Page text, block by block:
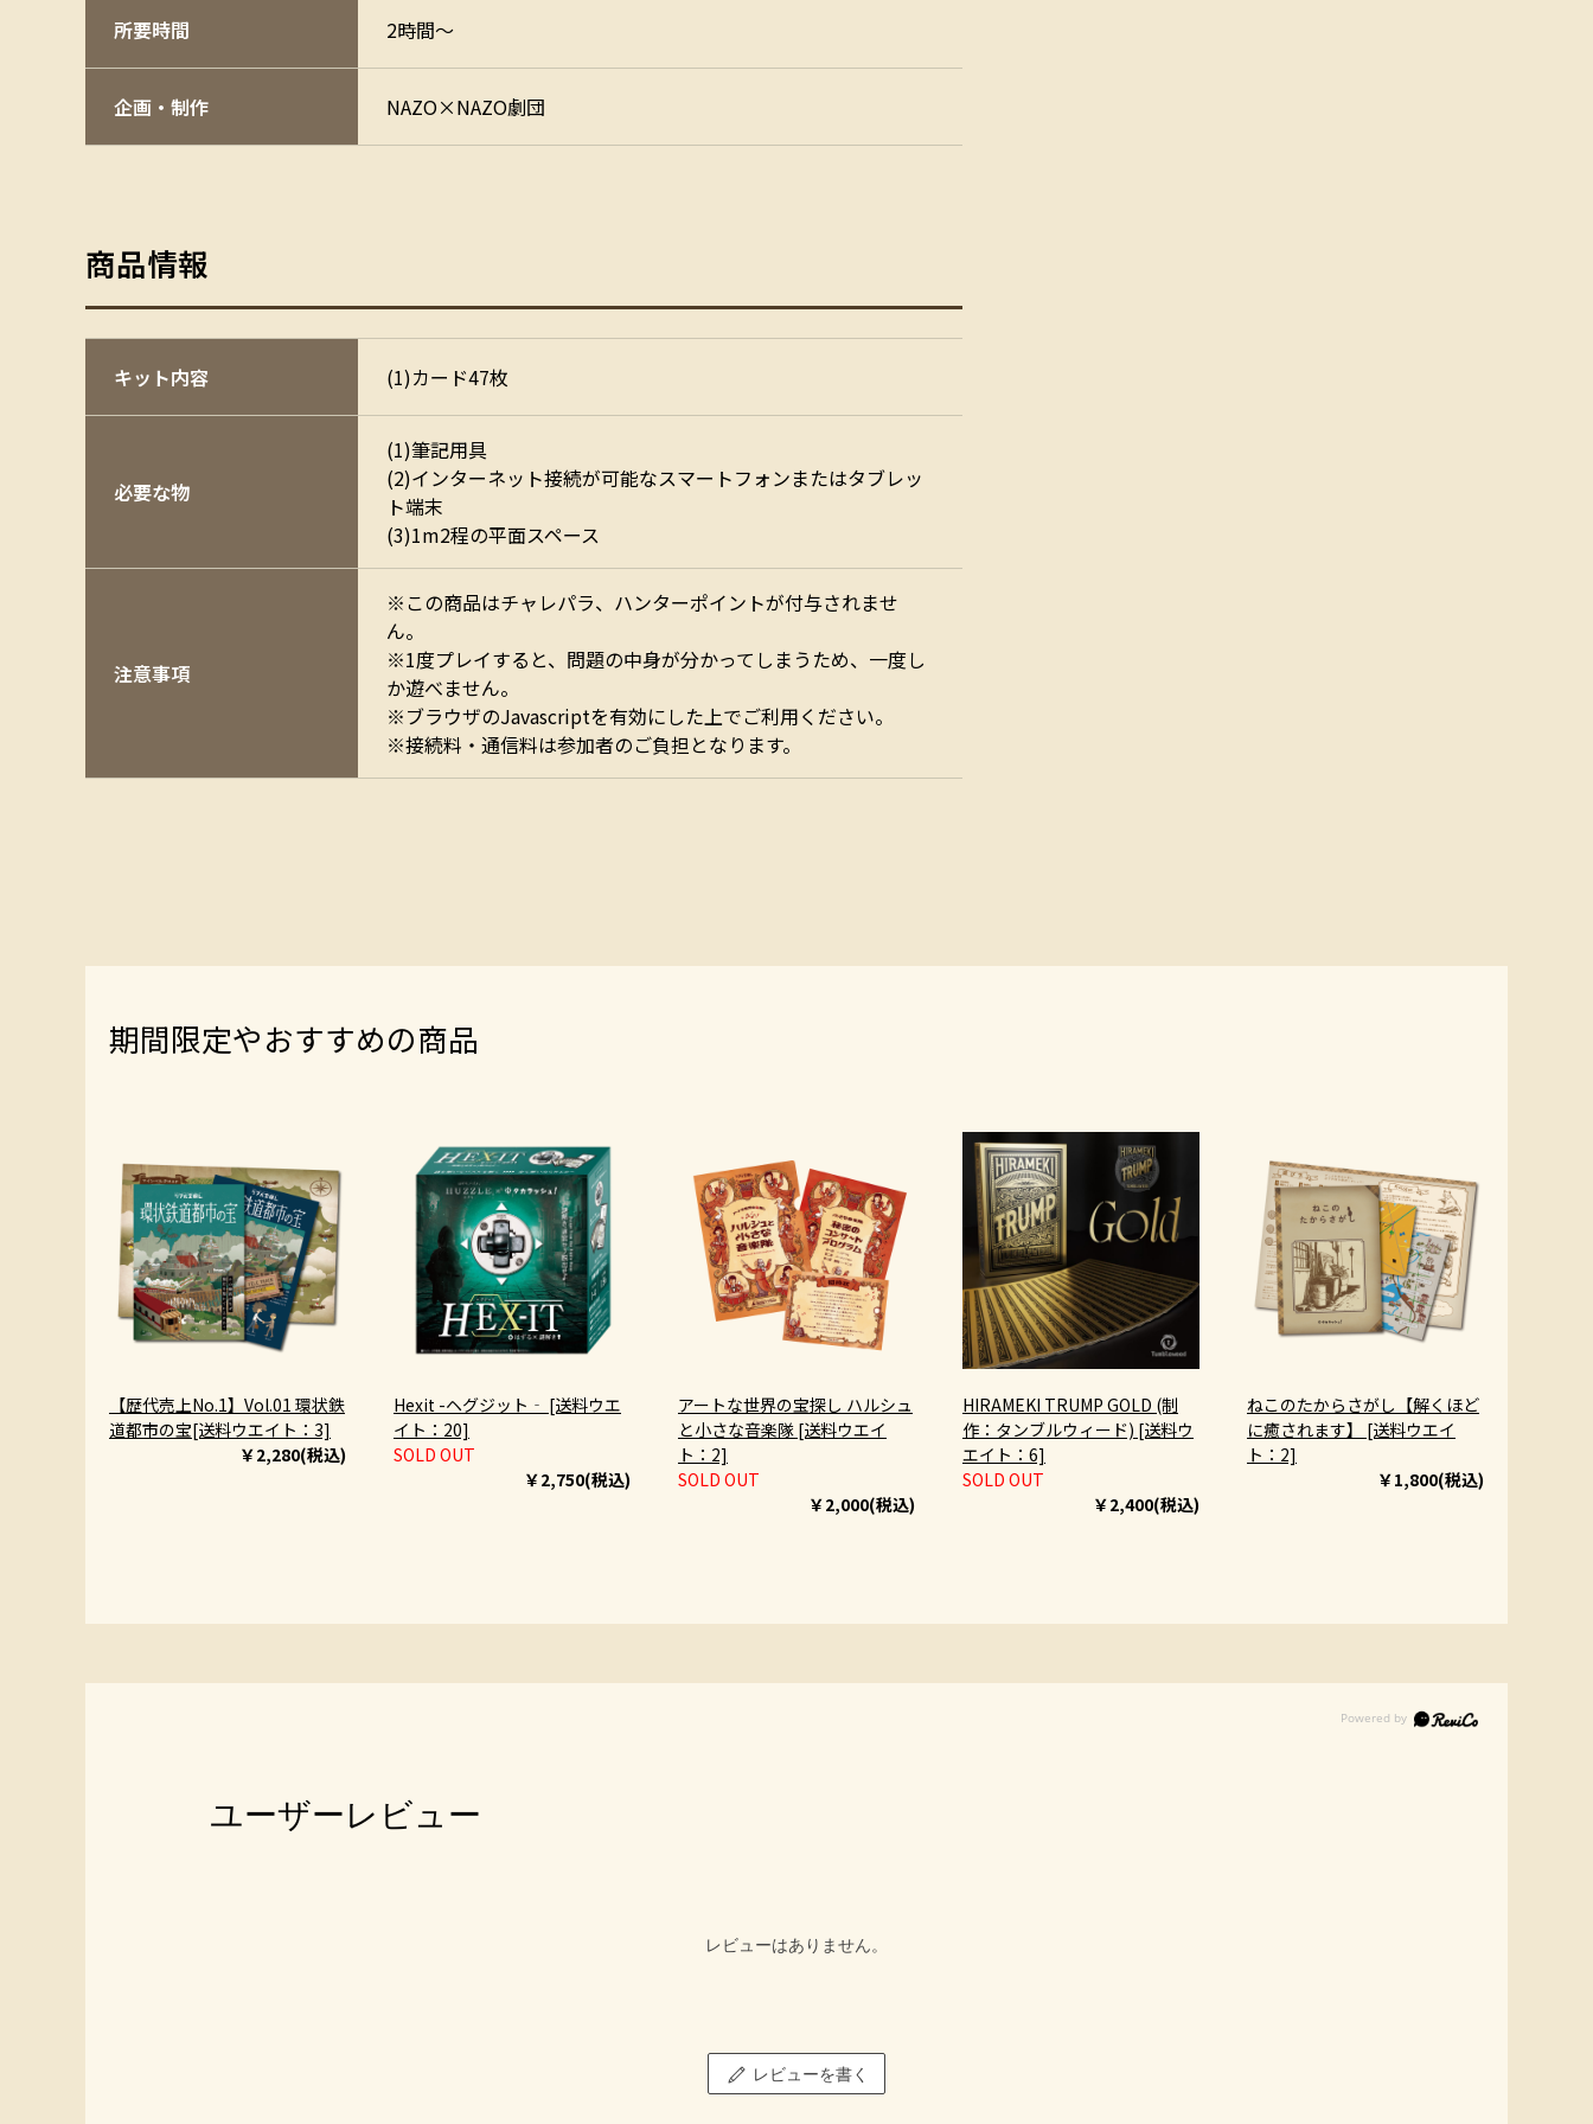
所要時間 2時間～
企画・制作 NAZO×NAZO劇団
商品情報
キット内容 (1)カード47枚
必要な物
(1)筆記用具
(2)インターネット接続が可能なスマートフォンまたはタブレッ
ト端末
(3)1m2程の平面スペース
注意事項
※この商品はチャレパラ、ハンターポイントが付与されませ
ん。
※1度プレイすると、問題の中身が分かってしまうため、一度し
か遊べません。
※ブラウザのJavascriptを有効にした上でご利用ください。
※接続料・通信料は参加者のご負担となります。
期間限定やおすすめの商品
【歴代売上No.1】Vol.01 環状鉄
道都市の宝[送料ウエイト：3]
￥2,280(税込)
Hexit -ヘグジット‐ [送料ウエ
イト：20]
SOLD OUT
￥2,750(税込)
アートな世界の宝探し ハルシュ
と小さな音楽隊 [送料ウエイ
ト：2]
SOLD OUT
￥2,000(税込)
HIRAMEKI TRUMP GOLD (制
作：タンブルウィード) [送料ウ
エイト：6]
SOLD OUT
￥2,400(税込)
ねこのたからさがし【解くほど
に癒されます】 [送料ウエイ
ト：2]
￥1,800(税込)
ユーザーレビュー
レビューはありません。
レビューを書く